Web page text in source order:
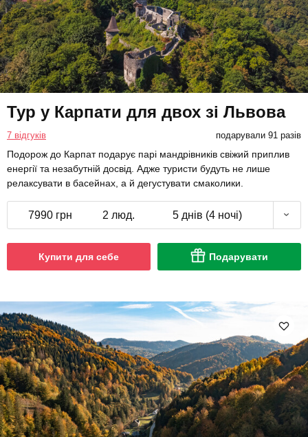
Тур у Карпати для двох зі Львова
7 відгуків подарували 91 разів
Подорож до Карпат подарує парі мандрівників свіжий приплив
енергії та незабутній досвід. Адже туристи будуть не лише
релаксувати в басейнах, а й дегустувати смаколики.
7990 грн 2 люд. 5 днів (4 ночі)
Купити для себе Подарувати